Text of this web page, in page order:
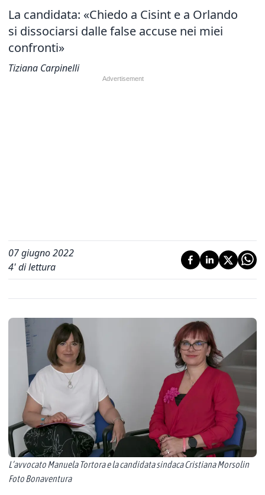
La candidata: «Chiedo a Cisint e a Orlando
si dissociarsi dalle false accuse nei miei
confronti»
Tiziana Carpinelli
07 giugno 2022
4' di lettura
L’avvocato Manuela Tortora e la candidata sindaca Cristiana Morsolin
Foto Bonaventura